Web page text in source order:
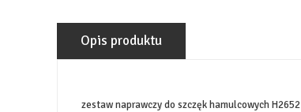
Opis produktu
zestaw naprawczy do szczęk hamulcowych H2652